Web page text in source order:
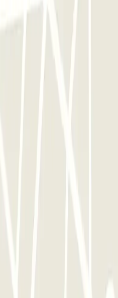
parking is so narrow that only
Feels like you are going to park
and pee all over the place,
of reserving.
Votre voiture sera rayée à coup
étroits. Il a fallu faire